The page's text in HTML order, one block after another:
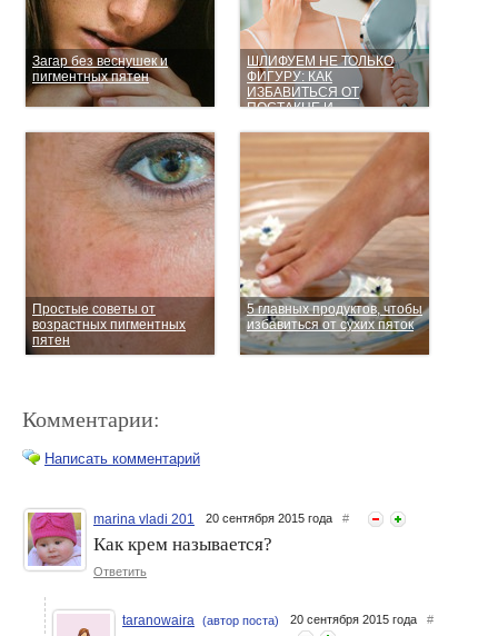
Загар без веснушек и
пигментных пятен
ШЛИФУЕМ НЕ ТОЛЬКО
ФИГУРУ: КАК
ИЗБАВИТЬСЯ ОТ
ПОСТАКНЕ И
ДОМАШНИХ УСЛОВИЯХ
Простые советы от
возрастных пигментных
пятен
5 главных продуктов, чтобы
избавиться от сухих пяток
Пигментные пятна –
стратегия борьбы
Комментарии:
Написать комментарий
marina vladi 201 20 сентября 2015 года #
Как крем называется?
Ответить
taranowaira (автор поста) 20 сентября 2015 года #